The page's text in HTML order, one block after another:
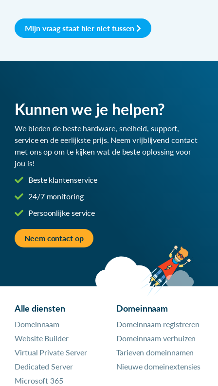
Mijn vraag staat hier niet tussen
Kunnen we je helpen?
We bieden de beste hardware, snelheid, support,
service en de eerlijkste prijs. Neem vrijblijvend contact
met ons op om te kijken wat de beste oplossing voor
jou is!
Beste klantenservice
24/7 monitoring
Persoonlijke service
Neem contact op
Alle diensten
Domeinnaam
Website Builder
Virtual Private Server
Dedicated Server
Microsoft 365
Domeinnaam
Domeinnaam registreren
Domeinnaam verhuizen
Tarieven domeinnamen
Nieuwe domeinextensies